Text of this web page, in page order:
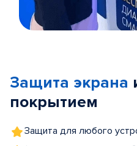
5
Защита экрана
покрытием
Защита для любого